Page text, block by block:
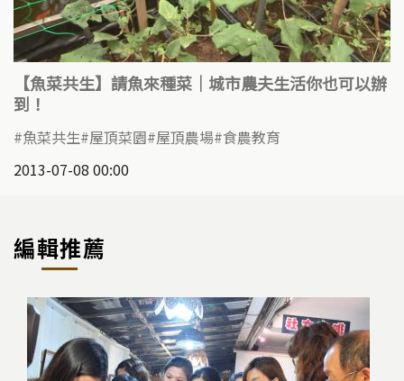
【魚菜共生】請魚來種菜｜城市農夫生活你也可以辦
到！
魚菜共生 屋頂菜園 屋頂農場 食農教育
2013-07-08 00:00
編輯推薦